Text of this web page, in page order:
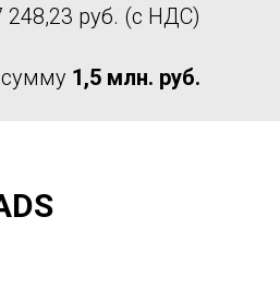
248,23 руб. (с НДС)
1,5 млн. руб.